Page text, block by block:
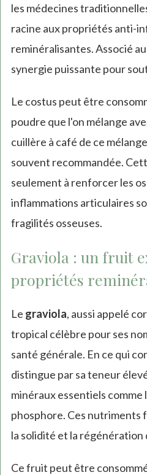
les médecines
racine aux propriétés anti-
reminéralisantes. Associé
synergie puissante pour
Le costus peut être
poudre que l'on mélange
cuillère à café de ce
souvent recommandée.
seulement à renforcer les
inflammations articulaires
fragilités osseuses.
Graviola : un fruit
propriétés
Le graviola, aussi appelé
tropical célèbre pour ses
santé générale. En ce qui
distingue par sa teneur
minéraux essentiels comme
phosphore. Ces
la solidité et la
Ce fruit peut être